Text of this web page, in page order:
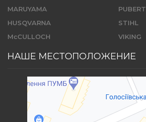
MARUYAMA
HUSQVARNA
McCULLOCH
PUBERT
STIHL
VIKING
НАШЕ МЕСТОПОЛОЖЕНИЕ